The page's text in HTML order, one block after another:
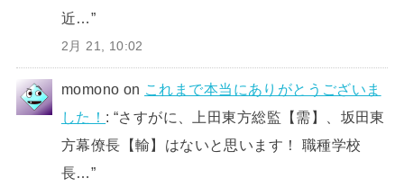
近…”
2月 21, 10:02
momono on これまで本当にありがとうございま
した！ : “さすがに、上田東方総監【需】、坂田東
方幕僚長【輸】はないと思います！ 職種学校
長…”